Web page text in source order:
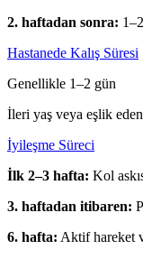
2. haftadan sonra: 1–2
Hastanede Kalış Süresi
Genellikle 1–2 gün
İleri yaş veya eşlik
İyileşme Süreci
İlk 2–3 hafta: Kol
3. haftadan itibaren:
6. hafta: Aktif hareket